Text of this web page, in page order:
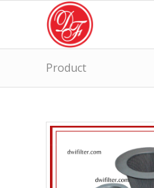
Product